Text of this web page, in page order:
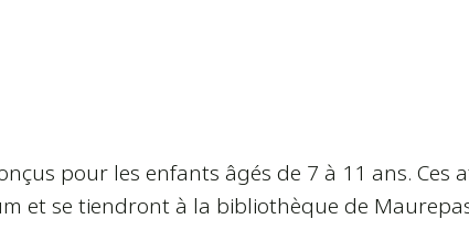
pour les enfants âgés de 7 à 11 ans. Ces
et se tiendront à la bibliothèque de